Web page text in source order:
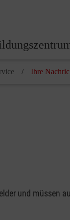
Ihre
und müssen